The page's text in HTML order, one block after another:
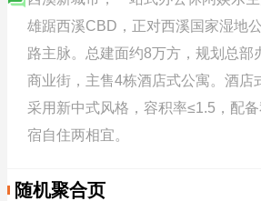
雄踞西溪CBD，正对西溪国家湿地
路主脉。总建面约8万方，规划总部
商业街，主售4栋酒店式公寓。酒店
采用新中式风格，容积率≤1.5，配
宿自住两相宜。
随机聚合页